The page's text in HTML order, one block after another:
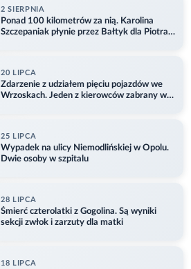
2 SIERPNIA
Ponad 100 kilometrów za nią. Karolina
Szczepaniak płynie przez Bałtyk dla Piotra.
20 LIPCA
Zdarzenie z udziałem pięciu pojazdów we
Wrzoskach. Jeden z kierowców zabrany w
25 LIPCA
Wypadek na ulicy Niemodlińskiej w Opolu.
Dwie osoby w szpitalu
28 LIPCA
Śmierć czterolatki z Gogolina. Są wyniki
sekcji zwłok i zarzuty dla matki
18 LIPCA